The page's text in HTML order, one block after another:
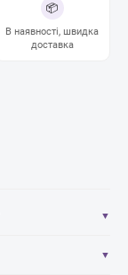
📦
В наявності, швидка
доставка
▼
▼